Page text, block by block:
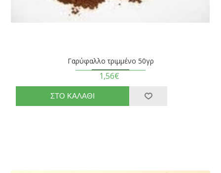
Γαρύφαλλο τριμμένο 50γρ
1,56€